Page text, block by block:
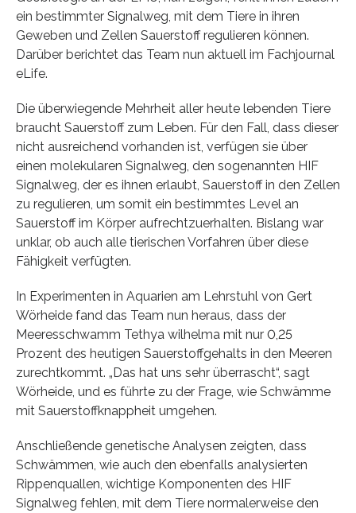
ein bestimmter Signalweg, mit dem Tiere in ihren
Geweben und Zellen Sauerstoff regulieren können.
Darüber berichtet das Team nun aktuell im Fachjournal
eLife.
Die überwiegende Mehrheit aller heute lebenden Tiere
braucht Sauerstoff zum Leben. Für den Fall, dass dieser
nicht ausreichend vorhanden ist, verfügen sie über
einen molekularen Signalweg, den sogenannten HIF
Signalweg, der es ihnen erlaubt, Sauerstoff in den Zellen
zu regulieren, um somit ein bestimmtes Level an
Sauerstoff im Körper aufrechtzuerhalten. Bislang war
unklar, ob auch alle tierischen Vorfahren über diese
Fähigkeit verfügten.
In Experimenten in Aquarien am Lehrstuhl von Gert
Wörheide fand das Team nun heraus, dass der
Meeresschwamm Tethya wilhelma mit nur 0,25
Prozent des heutigen Sauerstoffgehalts in den Meeren
zurechtkommt. „Das hat uns sehr überrascht“, sagt
Wörheide, und es führte zu der Frage, wie Schwämme
mit Sauerstoffknappheit umgehen.
Anschließende genetische Analysen zeigten, dass
Schwämmen, wie auch den ebenfalls analysierten
Rippenquallen, wichtige Komponenten des HIF
Signalweg fehlen, mit dem Tiere normalerweise den